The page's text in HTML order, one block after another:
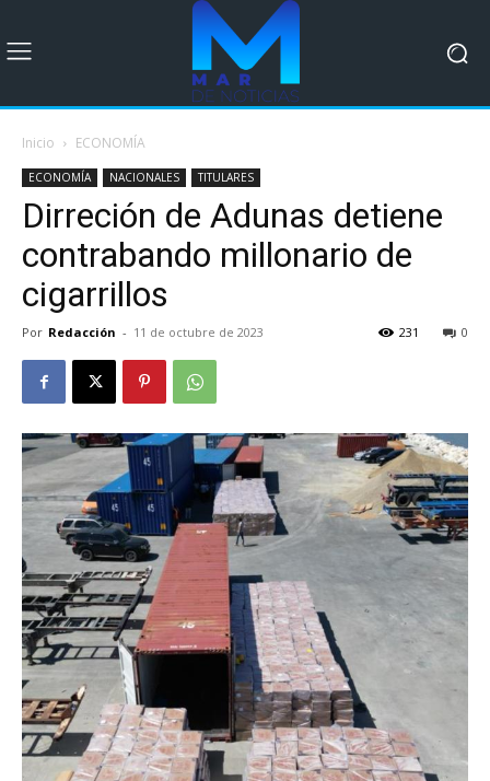
Inicio ECONOMÍA
ECONOMÍA NACIONALES TITULARES
Dirreción de Adunas detiene
contrabando millonario de
cigarrillos
Por Redacción - 11 de octubre de 2023 0
231